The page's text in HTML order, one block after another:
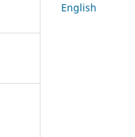
English